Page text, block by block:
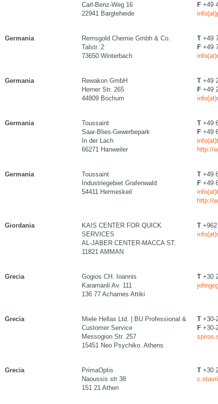
Carl-Benz-Weg 16
22941 Bargteheide
F +49
Germania
Remsgold Chemie Gmbh & Co.
Talstr. 2
73650 Winterbach
T +49
F +49
Germania
Rewakon GmbH
Herner Str. 265
44809 Bochum
T +49
F +49
Germania
Toussaint
Saar-Blies-Gewerbepark
In der Lach
66271 Hanweiler
T +49
F +49
http://
Germania
Toussaint
Industriegebiet Grafenwald
54411 Hermeskeil
T +49
F +49
http://
Giordania
KAIS CENTER FOR QUICK
SERVICES
AL-JABER CENTER-MACCA ST.
11821 AMMAN
T
Grecia
Gogios CH. Ioannis
Karamanli Av. 111
136 77 Acharnes Attiki
T +30
Grecia
Miele Hellas Ltd. | BU Professional &
Customer Service
Messogion Str. 257
15451 Neo Psychiko. Athens
T +30-
F +30-
Grecia
PrimaOptis
Naoussis str 38
151 21 Athen
T +30